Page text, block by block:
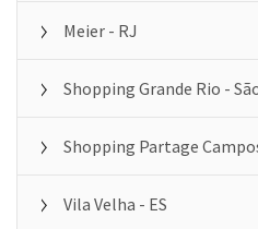
Meier - RJ
Shopping Grande Rio -
Shopping Partage
Vila Velha - ES